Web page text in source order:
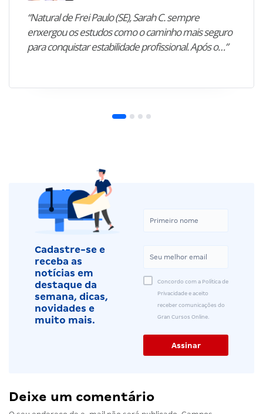
“Natural de Frei Paulo (SE), Sarah C. sempre
enxergou os estudos como o caminho mais seguro
para conquistar estabilidade profissional. Após o…”
Cadastre-se e
receba as
notícias em
destaque da
semana, dicas,
novidades e
muito mais.
Concordo com a Política de
Privacidade e aceito
receber comunicações do
Gran Cursos Online.
Deixe um comentário